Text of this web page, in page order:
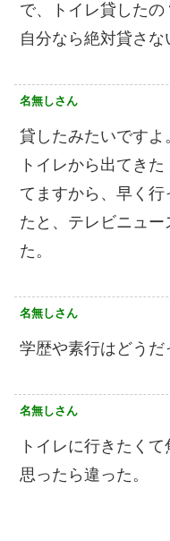
で、トイレ貸したの
自分なら絶対貸さな
名無しさん
貸したみたいですよ
トイレから出てき
てますから、早く
たと、テレビニュ
た。
名無しさん
学歴や素行はどうだ
名無しさん
トイレに行きたく
思ったら違った。